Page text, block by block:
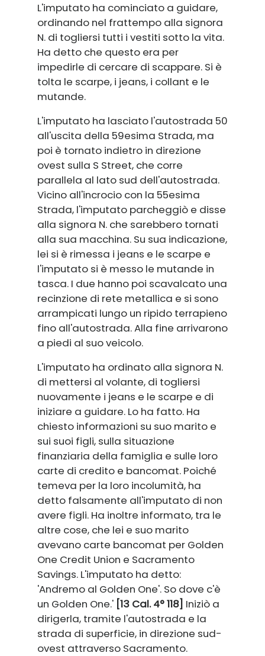
L'imputato ha cominciato a guidare,
ordinando nel frattempo alla signora
N. di togliersi tutti i vestiti sotto la vita.
Ha detto che questo era per
impedirle di cercare di scappare. Si è
tolta le scarpe, i jeans, i collant e le
mutande.
L'imputato ha lasciato l'autostrada 50
all'uscita della 59esima Strada, ma
poi è tornato indietro in direzione
ovest sulla S Street, che corre
parallela al lato sud dell'autostrada.
Vicino all'incrocio con la 55esima
Strada, l'imputato parcheggiò e disse
alla signora N. che sarebbero tornati
alla sua macchina. Su sua indicazione,
lei si è rimessa i jeans e le scarpe e
l'imputato si è messo le mutande in
tasca. I due hanno poi scavalcato una
recinzione di rete metallica e si sono
arrampicati lungo un ripido terrapieno
fino all'autostrada. Alla fine arrivarono
a piedi al suo veicolo.
L'imputato ha ordinato alla signora N.
di mettersi al volante, di togliersi
nuovamente i jeans e le scarpe e di
iniziare a guidare. Lo ha fatto. Ha
chiesto informazioni su suo marito e
sui suoi figli, sulla situazione
finanziaria della famiglia e sulle loro
carte di credito e bancomat. Poiché
temeva per la loro incolumità, ha
detto falsamente all'imputato di non
avere figli. Ha inoltre informato, tra le
altre cose, che lei e suo marito
avevano carte bancomat per Golden
One Credit Union e Sacramento
Savings. L'imputato ha detto:
'Andremo al Golden One'. So dove c'è
un Golden One.' [13 Cal. 4° 118] Iniziò a
dirigerla, tramite l'autostrada e la
strada di superficie, in direzione sud-
ovest attraverso Sacramento.